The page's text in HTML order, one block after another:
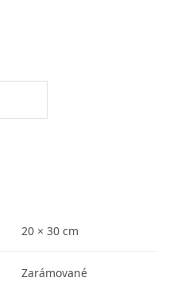
20 × 30 cm
Zarámované